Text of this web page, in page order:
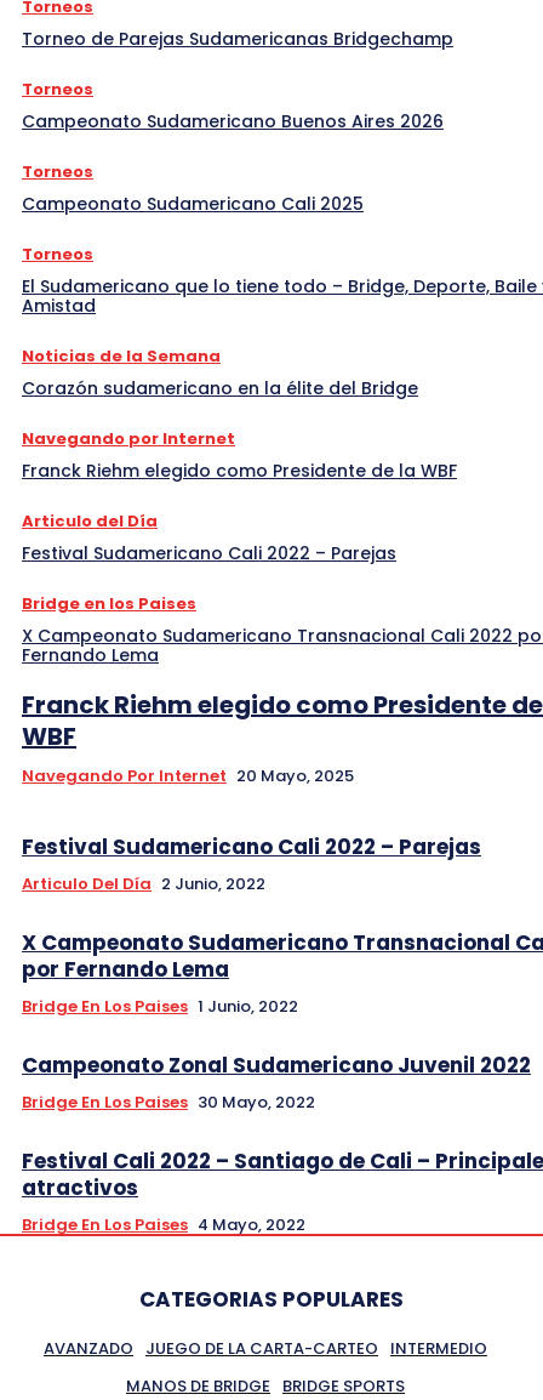
Torneos
Torneo de Parejas Sudamericanas Bridgechamp
Torneos
Campeonato Sudamericano Buenos Aires 2026
Torneos
Campeonato Sudamericano Cali 2025
Torneos
El Sudamericano que lo tiene todo – Bridge, Deporte, Baile
Amistad
Noticias de la Semana
Corazón sudamericano en la élite del Bridge
Navegando por Internet
Franck Riehm elegido como Presidente de la WBF
Articulo del Día
Festival Sudamericano Cali 2022 – Parejas
Bridge en los Paises
X Campeonato Sudamericano Transnacional Cali 2022
Fernando Lema
Franck Riehm elegido como Presidente
WBF
Navegando Por Internet 20 Mayo, 2025
Festival Sudamericano Cali 2022 – Parejas
Articulo Del Día 2 Junio, 2022
X Campeonato Sudamericano Transnacional
por Fernando Lema
Bridge En Los Paises 1 Junio, 2022
Campeonato Zonal Sudamericano Juvenil 2022
Bridge En Los Paises 30 Mayo, 2022
Festival Cali 2022 – Santiago de Cali –
atractivos
Bridge En Los Paises 4 Mayo, 2022
CATEGORIAS POPULARES
AVANZADO JUEGO DE LA CARTA-CARTEO
INTERMEDIO
MANOS DE BRIDGE
BRIDGE SPORTS